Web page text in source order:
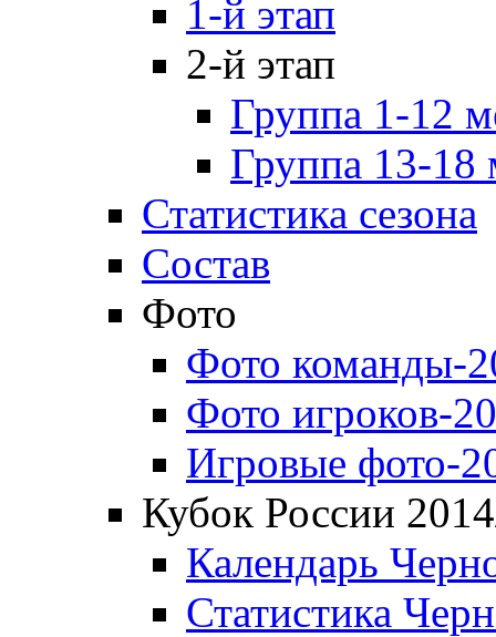
1-й этап
2-й этап
Группа 1-12
Группа 13-18
Статистика сезона
Состав
Фото
Фото команды-
Фото игроков-
Игровые фото-
Кубок России
Календарь
Статистика